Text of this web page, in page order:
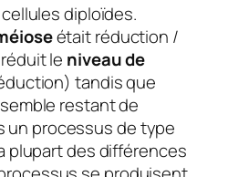
diploïdes.
était réduction /
le niveau de
tandis que
restant de
un processus de type
plupart des différences